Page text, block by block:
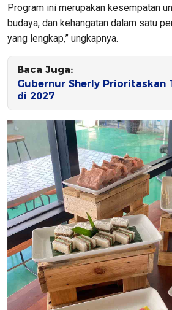
Program ini merupakan kesempatan
budaya, dan kehangatan dalam satu
yang lengkap,” ungkapnya.
Baca Juga:
Gubernur Sherly Prioritaskan
di 2027